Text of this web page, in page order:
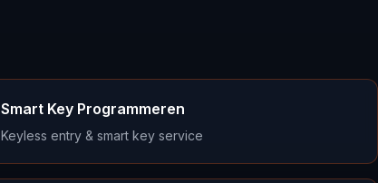
Smart Key Programmeren
Keyless entry & smart key service